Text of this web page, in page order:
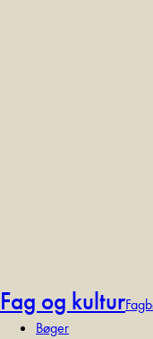
Fag og kultur
Bøger